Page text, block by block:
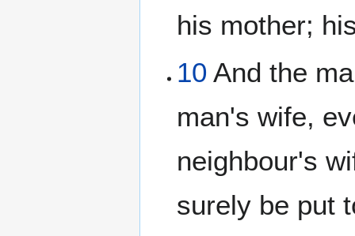
his mother;
10 And the
man's wife,
neighbour's
surely be put